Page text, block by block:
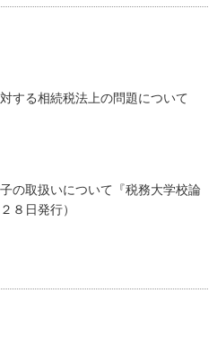
する相続税法上の問題について
の取扱いについて『税務大学校論
８日発行）